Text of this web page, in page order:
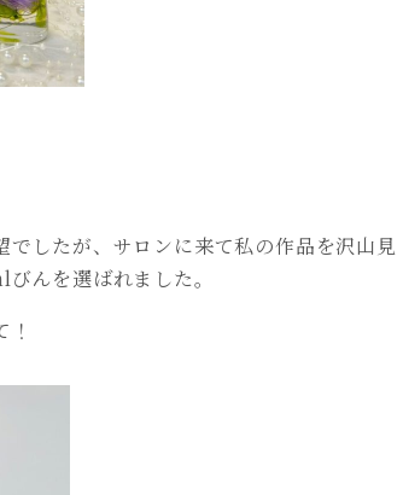
したが、サロンに来て私の作品を沢山見
んを選ばれました。